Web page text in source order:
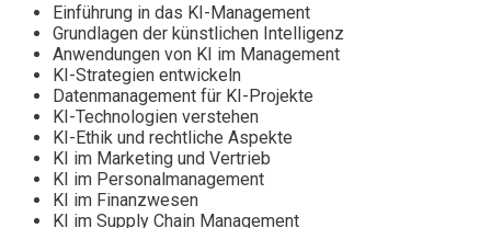
Einführung in das KI-Management
Grundlagen der künstlichen Intelligenz
Anwendungen von KI im Management
KI-Strategien entwickeln
Datenmanagement für KI-Projekte
KI-Technologien verstehen
KI-Ethik und rechtliche Aspekte
KI im Marketing und Vertrieb
KI im Personalmanagement
KI im Finanzwesen
KI im Supply Chain Management